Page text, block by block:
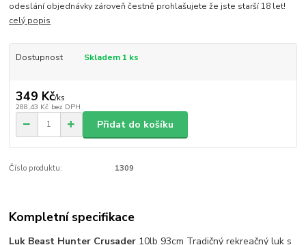
odeslání objednávky zároveň čestně prohlašujete že jste starší 18 let!
celý popis
Dostupnost Skladem 1 ks
349 Kč/ks
288,43 Kč bez DPH
Přidat do košíku
Číslo produktu: 1309
Kompletní specifikace
Luk Beast Hunter Crusader 10lb 93cm Tradičný rekreačný luk s